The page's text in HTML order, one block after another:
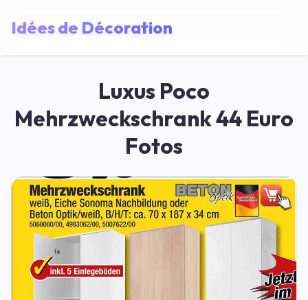
Idées de Décoration
Luxus Poco
Mehrzweckschrank 44 Euro
Fotos